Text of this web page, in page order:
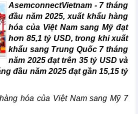
AsemconnectVietnam - 7 tháng
đầu năm 2025, xuất khẩu hàng
hóa của Việt Nam sang Mỹ đạt
hơn 85,1 tỷ USD, trong khi xuất
khẩu sang Trung Quốc 7 tháng
năm 2025 đạt trên 35 tỷ USD và
đầu năm 2025 đạt gần 15,15 tỷ
hóa của Việt Nam sang Mỹ 7